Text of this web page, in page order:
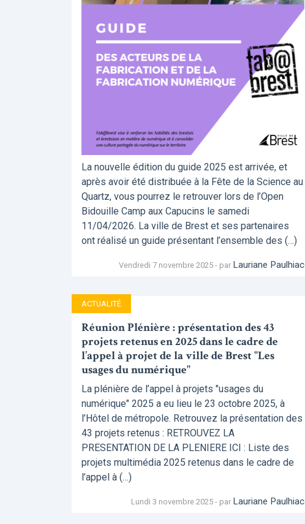
La nouvelle édition du guide 2025 est arrivée, et
après avoir été distribuée à la Fête de la Science au
Quartz, vous pourrez le retrouver lors de l’Open
Bidouille Camp aux Capucins le samedi
11/04/2026. La ville de Brest et ses partenaires
ont réalisé un guide présentant l’ensemble des (…)
Vendredi 7 novembre 2025 - par Lauriane Paulhiac
ACTUALITÉ
Réunion Plénière : présentation des 43
projets retenus en 2025 dans le cadre de
l’appel à projet de la ville de Brest "Les
usages du numérique"
La plénière de l’appel à projets "usages du
numérique" 2025 a eu lieu le 23 octobre 2025, à
l’Hôtel de métropole. Retrouvez la présentation des
43 projets retenus : RETROUVEZ LA
PRESENTATION DE LA PLENIERE ICI : Liste des
projets multimédia 2025 retenus dans le cadre de
l’appel à (…)
Lundi 3 novembre 2025 - par Lauriane Paulhiac